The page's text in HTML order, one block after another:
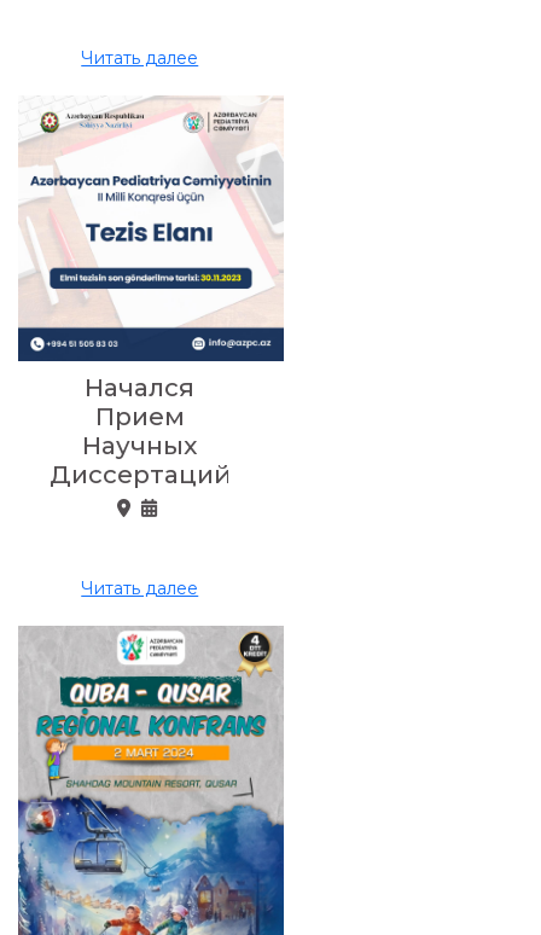
Читать далее
Начался
Прием
Научных
Диссертаций
Читать далее